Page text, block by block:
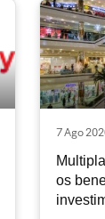
7 Ago
os